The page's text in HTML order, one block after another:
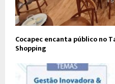
Cocapec encanta público no
Shopping